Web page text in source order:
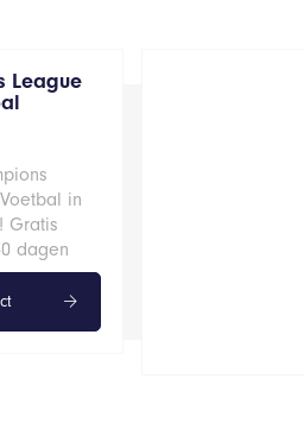
League
in
Gratis
dagen